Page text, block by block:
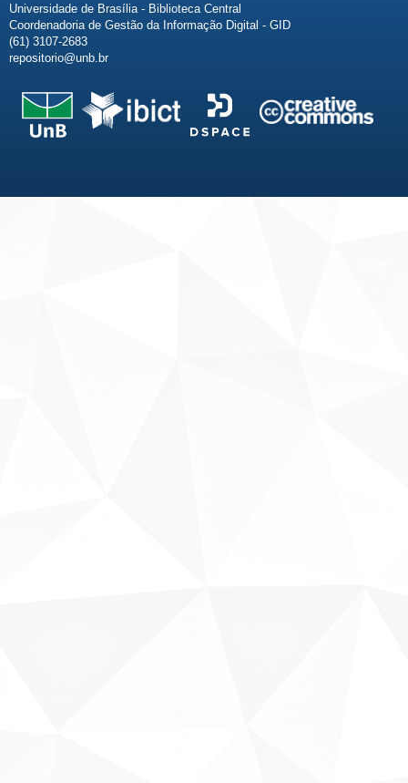
Universidade de Brasília - Biblioteca Central
Coordenadoria de Gestão da Informação Digital - GID
(61) 3107-2683
repositorio@unb.br